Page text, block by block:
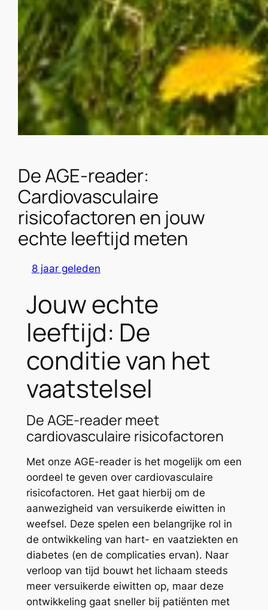
De AGE-reader:
Cardiovasculaire
risicofactoren en jouw
echte leeftijd meten
8 jaar geleden
Jouw echte
leeftijd: De
conditie van het
vaatstelsel
De AGE-reader meet
cardiovasculaire risicofactoren
Met onze AGE-reader is het mogelijk om een
oordeel te geven over cardiovasculaire
risicofactoren. Het gaat hierbij om de
aanwezigheid van versuikerde eiwitten in
weefsel. Deze spelen een belangrijke rol in
de ontwikkeling van hart- en vaatziekten en
diabetes (en de complicaties ervan). Naar
verloop van tijd bouwt het lichaam steeds
meer versuikerde eiwitten op, maar deze
ontwikkeling gaat sneller bij patiënten met